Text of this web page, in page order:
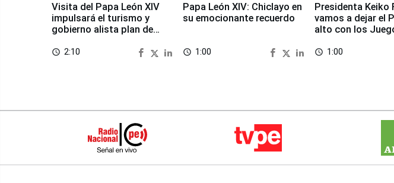
Visita del Papa León XIV
impulsará el turismo y
gobierno alista plan de
access_time 2:10
Papa León XIV: Chiclayo en
su emocionante recuerdo
access_time 1:00
Presidenta Keiko
vamos a dejar el
alto con los
access_time 1:00